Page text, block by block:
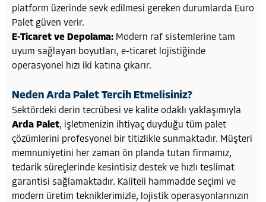
platform üzerinde sevk edilmesi gereken durumlarda Euro
Palet güven verir.
E-Ticaret ve Depolama: Modern raf sistemlerine tam
uyum sağlayan boyutları, e-ticaret lojistiğinde
operasyonel hızı iki katına çıkarır.
Neden Arda Palet Tercih Etmelisiniz?
Sektördeki derin tecrübesi ve kalite odaklı yaklaşımıyla
Arda Palet, işletmenizin ihtiyaç duyduğu tüm palet
çözümlerini profesyonel bir titizlikle sunmaktadır. Müşteri
memnuniyetini her zaman ön planda tutan firmamız,
tedarik süreçlerinde kesintisiz destek ve hızlı teslimat
garantisi sağlamaktadır. Kaliteli hammadde seçimi ve
modern üretim tekniklerimizle, lojistik operasyonlarınızın